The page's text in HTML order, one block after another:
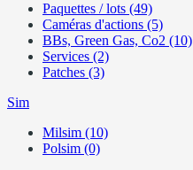
Paquettes / lots (49)
Caméras d'actions (5)
BBs, Green Gas, Co2 (10)
Services (2)
Patches (3)
Sim
Milsim (10)
Polsim (0)